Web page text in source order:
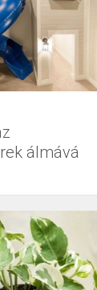
álmává